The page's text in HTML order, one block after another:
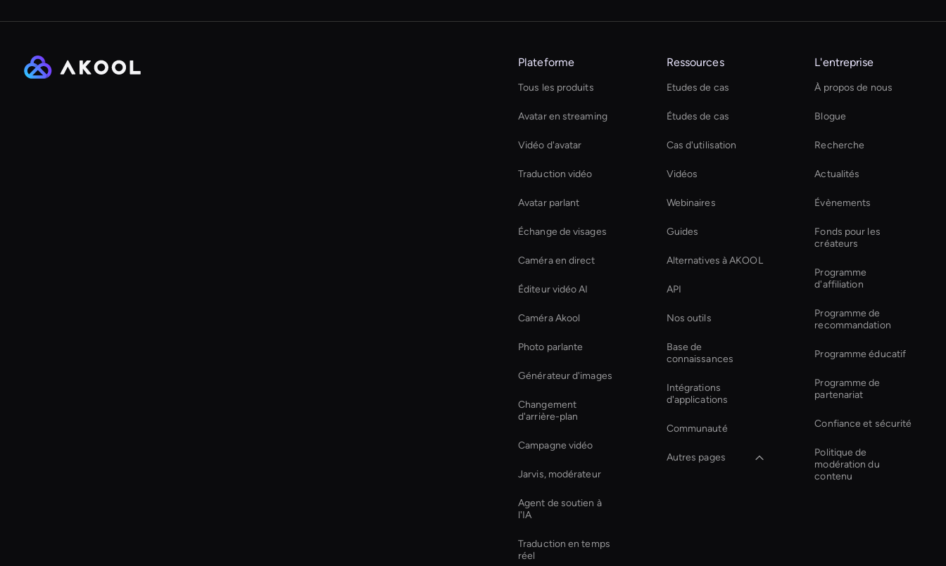
Plateforme
Tous les produits
Avatar en streaming
Vidéo d'avatar
Traduction vidéo
Avatar parlant
Échange de visages
Caméra en direct
Éditeur vidéo AI
Caméra Akool
Photo parlante
Générateur d'images
Changement
d'arrière-plan
Campagne vidéo
Jarvis, modérateur
Agent de soutien à
l'IA
Traduction en temps
réel
Ressources
Etudes de cas
Études de cas
Cas d'utilisation
Vidéos
Webinaires
Guides
Alternatives à AKOOL
API
Nos outils
Base de
connaissances
Intégrations
d'applications
Communauté
Autres pages
L'entreprise
À propos de nous
Blogue
Recherche
Actualités
Évènements
Fonds pour les
créateurs
Programme
d'affiliation
Programme de
recommandation
Programme éducatif
Programme de
partenariat
Confiance et sécurité
Politique de
modération du
contenu